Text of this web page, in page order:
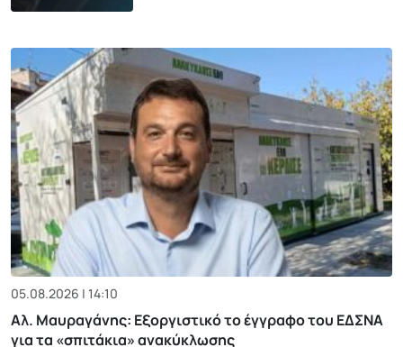
05.08.2026 | 14:10
Αλ. Μαυραγάνης: Εξοργιστικό το έγγραφο του ΕΔΣΝΑ
για τα «σπιτάκια» ανακύκλωσης